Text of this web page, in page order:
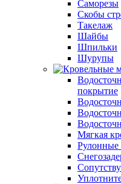
Саморезы
Скобы
Такелаж
Шайбы
Шпильки
Шурупы
покрытие
Мягкая
Рулонные